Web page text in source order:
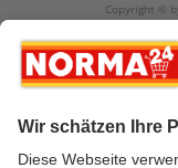
Copyright ©